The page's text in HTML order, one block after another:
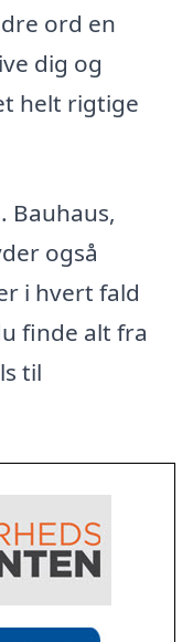
ord en
dig og
helt rigtige
Bauhaus,
også
i hvert fald
finde alt fra
til